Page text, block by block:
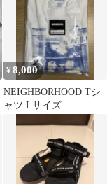
¥8,000
NEIGHBORHOOD Tシ
ャツ Lサイズ